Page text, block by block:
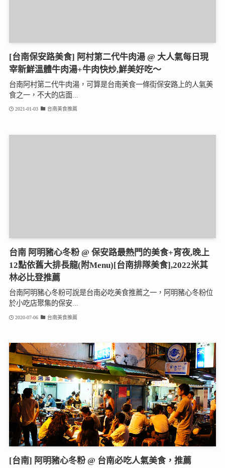
[台南保安路美食] 阿村第二代牛肉湯 @ 大人氣每日現
宰新鮮溫體牛肉湯+牛肉快炒,鮮美好吃～
台南阿村第二代牛肉湯，可算是台南美食一條街保安路上的人氣美
食之一，不大的店面...
2021-01-03 台南美食推薦
台南 阿明豬心冬粉 @ 保安路最熱門的美食+宵夜,晚上
12點依舊大排長龍(附Menu)[台南排隊美食],2022米其
林必比登推薦
台南阿明豬心冬粉可說是台南必吃美食推薦之一，阿明豬心冬粉位
於小吃店聚集的保安...
2020-07-06 台南美食推薦
[台南] 阿明豬心冬粉 @ 台南必吃人氣美食，推薦